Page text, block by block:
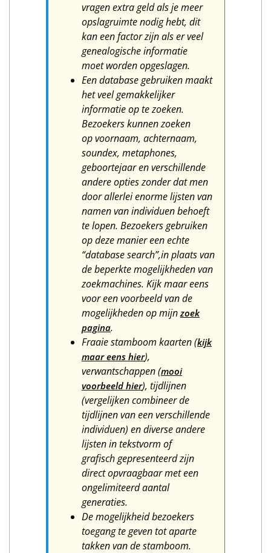
vragen extra geld als je meer
opslagruimte nodig hebt, dit
kan een factor zijn als er veel
genealogische informatie
moet worden opgeslagen.
Een database gebruiken maakt
het veel gemakkelijker
informatie op te zoeken.
Bezoekers kunnen zoeken
op voornaam, achternaam,
soundex, metaphones,
geboortejaar en verschillende
andere opties zonder dat men
door allerlei enorme lijsten van
namen van individuen behoeft
te lopen. Bezoekers gebruiken
op deze manier een echte
“database search”,in plaats van
de beperkte mogelijkheden van
zoekmachines. Kijk maar eens
voor een voorbeeld van de
mogelijkheden op mijnzoek
pagina.
Fraaie stamboom kaarten (kijk
maar eens hier),
verwantschappen (mooi
voorbeeld hier), tijdlijnen
(vergelijken combineer de
tijdlijnen van een verschillende
individuen) en diverse andere
lijsten in tekstvorm of
grafisch gepresenteerd zijn
direct opvraagbaar met een
ongelimiteerd aantal
generaties.
De mogelijkheid bezoekers
toegang te geven tot aparte
takken van de stamboom.